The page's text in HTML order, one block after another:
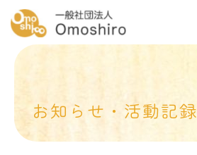
ご支援のお願い
お知らせ・活動記録